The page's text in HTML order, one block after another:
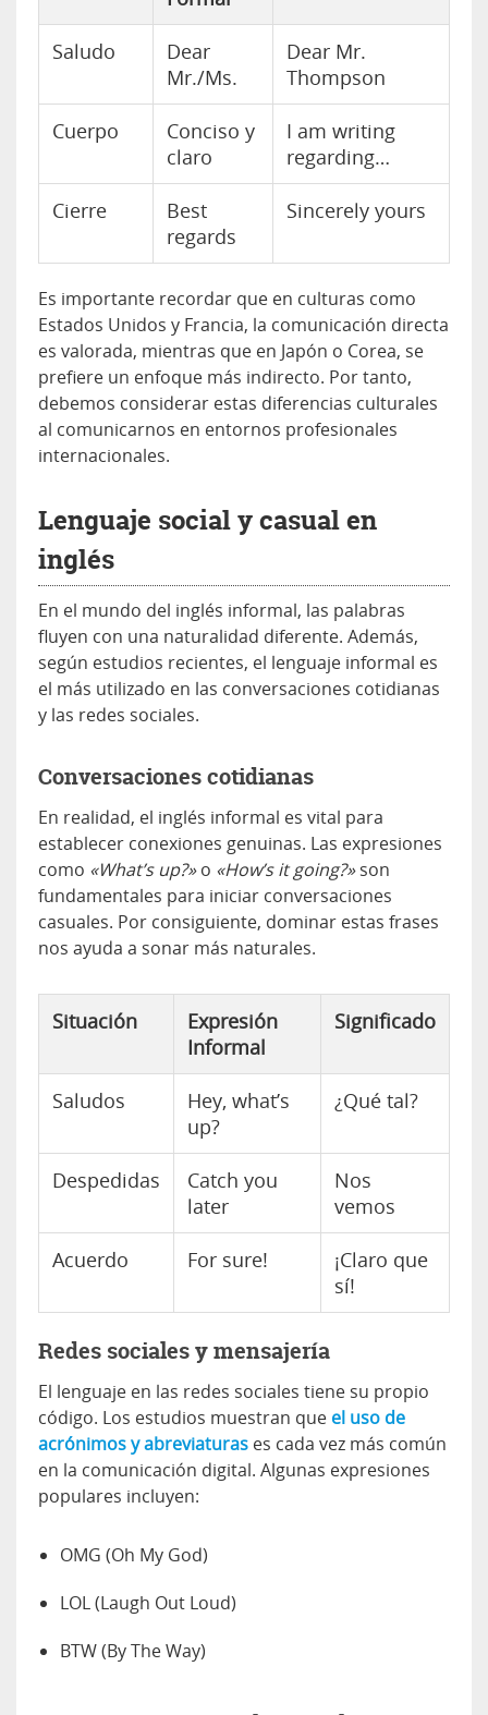
Saludo
Dear
Mr./Ms.
Dear Mr.
Thompson
Cuerpo
Conciso y
claro
I am writing
regarding…
Cierre
Best
regards
Sincerely yours
Es importante recordar que en culturas como
Estados Unidos y Francia, la comunicación directa
es valorada, mientras que en Japón o Corea, se
prefiere un enfoque más indirecto. Por tanto,
debemos considerar estas diferencias culturales
al comunicarnos en entornos profesionales
internacionales.
Lenguaje social y casual en
inglés
En el mundo del inglés informal, las palabras
fluyen con una naturalidad diferente. Además,
según estudios recientes, el lenguaje informal es
el más utilizado en las conversaciones cotidianas
y las redes sociales.
Conversaciones cotidianas
En realidad, el inglés informal es vital para
establecer conexiones genuinas. Las expresiones
como «What’s up?»o «How’s it going?»son
fundamentales para iniciar conversaciones
casuales. Por consiguiente, dominar estas frases
nos ayuda a sonar más naturales.
Situación
Expresión
Informal
Significado
Saludos
Hey, what’s
up?
¿Qué tal?
Despedidas
Catch you
later
Nos
vemos
Acuerdo For sure!
¡Claro que
sí!
Redes sociales y mensajería
El lenguaje en las redes sociales tiene su propio
código. Los estudios muestran que el uso de
acrónimos y abreviaturas es cada vez más común
en la comunicación digital. Algunas expresiones
populares incluyen:
OMG (Oh My God)
LOL (Laugh Out Loud)
BTW (By The Way)